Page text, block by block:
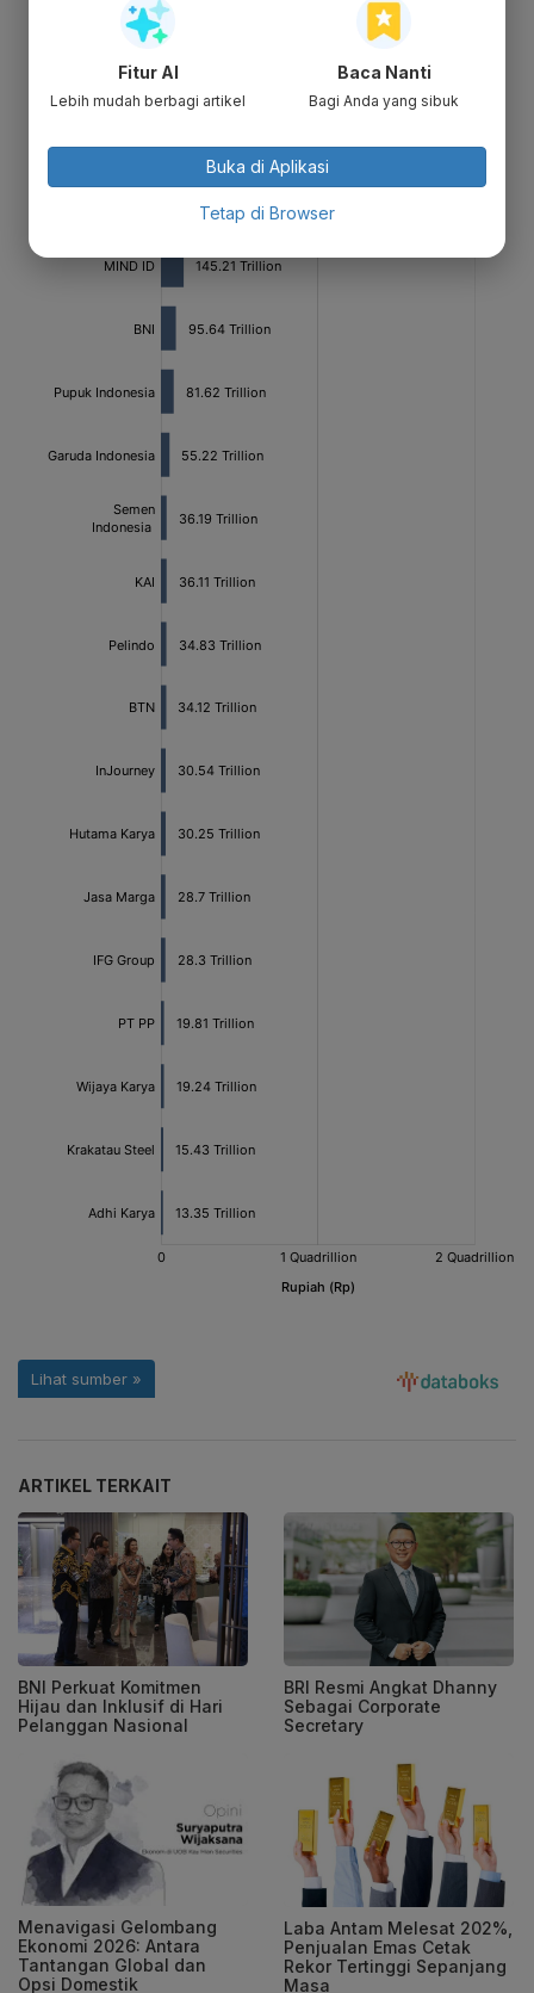
ARTIKEL TERKAIT
BNI Perkuat Komitmen
Hijau dan Inklusif di Hari
Pelanggan Nasional
BRI Resmi Angkat Dhanny
Sebagai Corporate
Secretary
Menavigasi Gelombang
Ekonomi 2026: Antara
Tantangan Global dan
Opsi Domestik
Laba Antam Melesat 202%,
Penjualan Emas Cetak
Rekor Tertinggi Sepanjang
Masa
Fitur AI
Lebih mudah berbagi artikel
Baca Nanti
Bagi Anda yang sibuk
Buka di Aplikasi
Tetap di Browser